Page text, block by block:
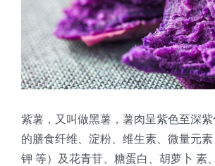
圆蛋糕切割机
蛋糕切块机
三角蛋糕切割机
奶酪切片
圆形奶酪切片
条状奶酪切片
三明治/披萨/寿司切割
三明治切割机
面团
常温面团切割
糕点/糖果
公司新闻
关于我们
人才招聘
联系我们
紫薯，又叫做黑薯，薯肉呈紫色至深
的膳食纤维、淀粉、维生素、微量元素
钾 等）及花青苷、糖蛋白、胡萝卜 素